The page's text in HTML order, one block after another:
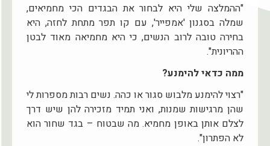
"ההמלצה שלי היא לבחור את הבגדים הכי מחמיאים,
שמלה בסגנון 'אמפייר', עם קו תפר מתחת לחזה, היא
בחירה טובה לרוב הנשים, כי היא מחמיאה מאוד לבטן
ההריונית".
ממה כדאי להימנע?
"רצוי להימנע מלבוש סגור או כהה. נשים רבות מספרות לי
שהן מרגישות שמנות, ואני תמיד מזכירה להן שיש דרך
לצלם אותן באופן מחמיא. מה שבטוח – בגד שחור הוא
לא הפתרון".